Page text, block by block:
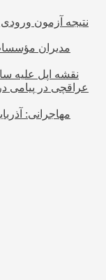
نتیجه آزمون ورودی سمپاد
مدیران
نقشه اپل
عراقچی در پیامی
مهاجرانی: